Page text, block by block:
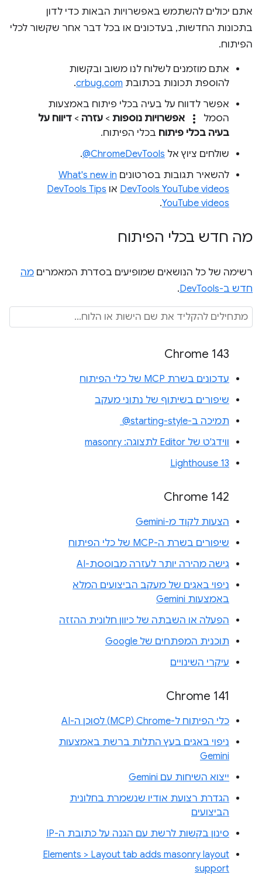
אתם יכולים להשתמש באפשרויות הבאות כדי לדון
בתכונות החדשות, בעדכונים או בכל דבר אחר שקשור לכלי
הפיתוח.
אתם מוזמנים לשלוח לנו משוב ובקשות
להוספת תכונות בכתובת crbug.com
.
אפשר לדווח על בעיה בכלי פיתוח באמצעות
הסמל
more_vert אפשרויות נוספות > עזרה > דיווח על
בעיה בכלי פיתוח בכלי הפיתוח.
שולחים ציוץ אל ‎@ChromeDevTools
.
להשאיר תגובות בסרטונים What's new in
DevTools YouTube videos או DevTools Tips
YouTube videos
.
מה חדש בכלי הפיתוח
רשימה של כל הנושאים שמופיעים בסדרת המאמרים מה
חדש ב-DevTools
.
Chrome 143
עדכונים בשרת MCP של כלי הפיתוח
שיפורים בשיתוף של נתוני מעקב
תמיכה ב-‎ @starting-style
ווידג'ט של Editor לתצוגה: masonry
Lighthouse 13
Chrome 142
הצעות לקוד מ-Gemini
שיפורים בשרת ה-MCP של כלי הפיתוח
גישה מהירה יותר לעזרה מבוססת-AI
ניפוי באגים של מעקב הביצועים המלא
באמצעות Gemini
הפעלה או השבתה של כיוון חלונית ההזזה
תוכנית המפתחים של Google
עיקרי השינויים
Chrome 141
כלי הפיתוח ל-Chrome‏ (MCP) לסוכן ה-AI
ניפוי באגים בעץ התלות ברשת באמצעות
Gemini
ייצוא השיחות עם Gemini
הגדרת רצועת אודיו שנשמרת בחלונית
הביצועים
סינון בקשות לרשת עם הגנה על כתובת ה-IP
Elements > Layout tab adds masonry layout
support